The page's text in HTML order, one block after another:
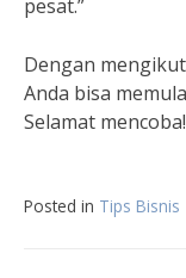
pesat.”
Dengan
Anda bisa
Selamat mencoba!
Posted in Tips Bisnis